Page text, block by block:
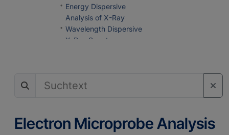
Energy Dispersive
Analysis of X-Ray
Wavelength Dispersive
X-Ray Spectroscopy
Electron Microprobe Analysis